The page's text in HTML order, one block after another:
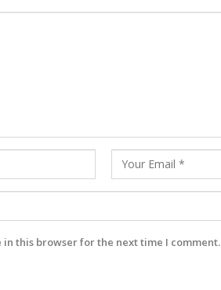
this browser for the next time I comment.